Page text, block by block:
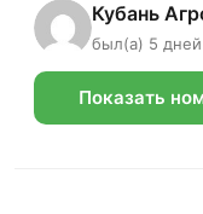
Кубань
был(а) 5 дней
Показать